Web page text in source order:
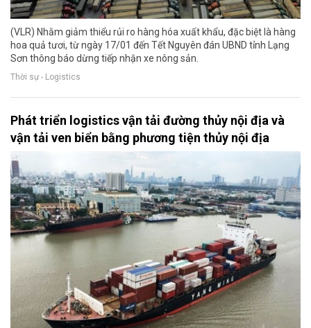
(VLR) Nhằm giảm thiểu rủi ro hàng hóa xuất khẩu, đặc biệt là hàng
hoa quả tươi, từ ngày 17/01 đến Tết Nguyên đán UBND tỉnh Lạng
Sơn thông báo dừng tiếp nhận xe nông sản.
Thời sự - Logistics
Phát triển logistics vận tải đường thủy nội địa và
vận tải ven biển bằng phương tiện thủy nội địa